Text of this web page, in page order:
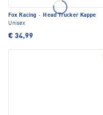
Fox Racing · Head Trucker Kappe
Unisex
€ 34,99